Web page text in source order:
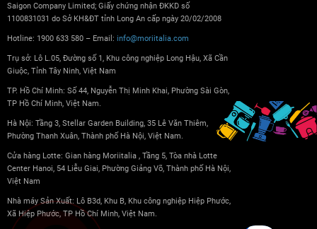
Saigon Company Limited; Giấy chứng nhận ĐKKD số
1100831031 do Sở KH&ĐT tỉnh Long An cấp ngày 20/02/2008
Hotline: 1900 633 580 – Email: info@moriitalia.com
Trụ sở: Lô L.05, Đường số 1, Khu công nghiệp Long Hậu, Xã Cần
Giuộc, Tỉnh Tây Ninh, Việt Nam
TP. Hồ Chí Minh: Số 44, Nguyễn Thị Minh Khai, Phường Sài Gòn,
TP Hồ Chí Minh, Việt Nam.
Hà Nội: Tầng 3, Stellar Garden Building, 35 Lê Văn Thiêm,
Phường Thanh Xuân, Thành phố Hà Nội, Việt Nam.
Cửa hàng Lotte: Gian hàng Moriitalia , Tầng 5, Tòa nhà Lotte
Center Hanoi, 54 Liễu Giai, Phường Giảng Võ, Thành phố Hà Nội,
Việt Nam
Nhà máy Sản Xuất: Lô B3d, Khu B, Khu công nghiệp Hiệp Phước,
Xã Hiệp Phước, TP Hồ Chí Minh, Việt Nam.